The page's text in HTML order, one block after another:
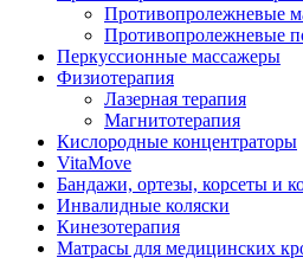
Противопролежневые
Противопролежневые
Перкуссионные массажеры
Физиотерапия
Лазерная терапия
Магнитотерапия
Кислородные концентраторы
VitaMove
Бандажи, ортезы, корсеты и
Инвалидные коляски
Кинезотерапия
Матрасы для медицинских